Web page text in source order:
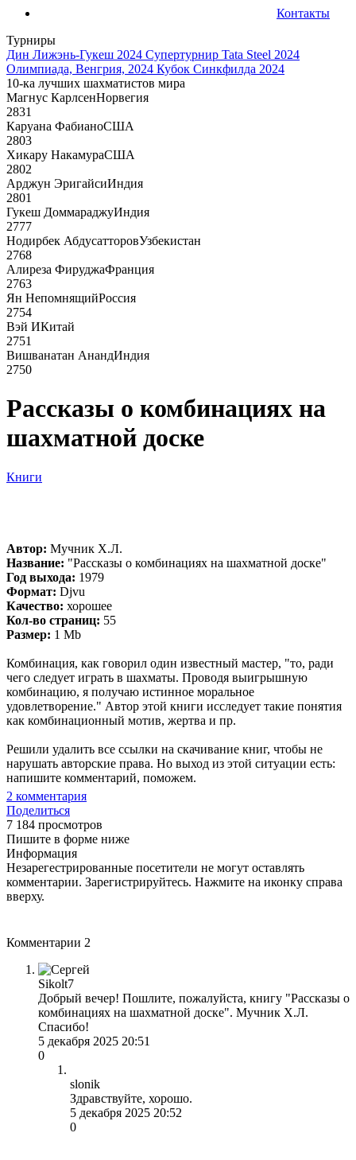
Контакты
Турниры
Дин Лижэнь-Гукеш 2024 Супертурнир Tata Steel 2024
Олимпиада, Венгрия, 2024 Кубок Синкфилда 2024
10-ка лучших шахматистов мира
Магнус КарлсенНорвегия
2831
Каруана ФабианоСША
2803
Хикару НакамураСША
2802
Арджун ЭригайсиИндия
2801
Гукеш ДоммараджуИндия
2777
Нодирбек АбдусатторовУзбекистан
2768
Алиреза ФируджаФранция
2763
Ян НепомнящийРоссия
2754
Вэй ИКитай
2751
Вишванатан АнандИндия
2750
Рассказы о комбинациях на
шахматной доске
Книги
Автор: Мучник Х.Л.
Название: "Рассказы о комбинациях на шахматной доске"
Год выхода: 1979
Формат: Djvu
Качество: хорошее
Кол-во страниц: 55
Размер: 1 Mb
Комбинация, как говорил один известный мастер, "то, ради
чего следует играть в шахматы. Проводя выигрышную
комбинацию, я получаю истинное моральное
удовлетворение." Автор этой книги исследует такие понятия
как комбинационный мотив, жертва и пр.
Решили удалить все ссылки на скачивание книг, чтобы не
нарушать авторские права. Но выход из этой ситуации есть:
напишите комментарий, поможем.
2 комментария
Поделиться
7 184 просмотров
Пишите в форме ниже
Информация
Незарегестрированные посетители не могут оставлять
комментарии. Зарегистрируйтесь. Нажмите на иконку справа
вверху.
Комментарии 2
Sikolt7
Добрый вечер! Пошлите, пожалуйста, книгу "Рассказы о
комбинациях на шахматной доске". Мучник Х.Л.
Спасибо!
5 декабря 2025 20:51
0
slonik
Здравствуйте, хорошо.
5 декабря 2025 20:52
0